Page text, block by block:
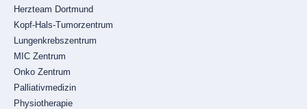
Herzteam Dortmund
Kopf-Hals-Tumorzentrum
Lungenkrebszentrum
MIC Zentrum
Onko Zentrum
Palliativmedizin
Physiotherapie